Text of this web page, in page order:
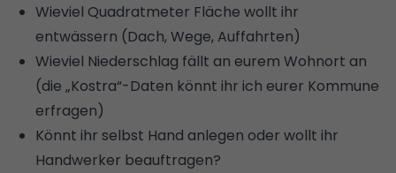
Wieviel Quadratmeter Fläche wollt ihr
entwässern (Dach, Wege, Auffahrten)
Wieviel Niederschlag fällt an eurem Wohnort an
(die „Kostra“-Daten könnt ihr ich eurer Kommune
erfragen)
Könnt ihr selbst Hand anlegen oder wollt ihr
Handwerker beauftragen?